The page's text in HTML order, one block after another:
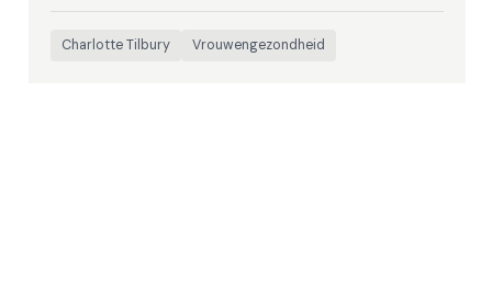
Charlotte Tilbury Vrouwengezondheid